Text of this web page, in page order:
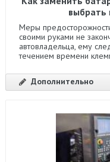
выбрать
Меры
своими руками не
автовладельца, ему
течением времени
Дополнительно